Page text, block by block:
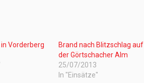
Vorderberg
Brand nach Blitzschlag auf
der Görtschacher Alm
25/07/2013
In "Einsätze"